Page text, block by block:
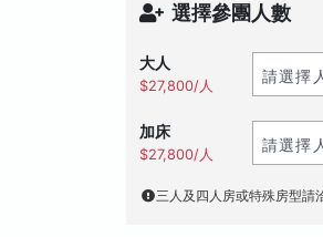
選擇參團人數
大人
$27,800/人
加床
$27,800/人
三人及四人房或特殊房型請